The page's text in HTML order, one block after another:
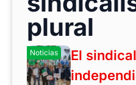
plural
Noticias
El